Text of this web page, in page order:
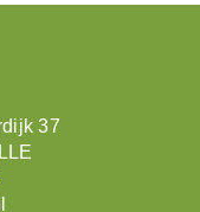
37